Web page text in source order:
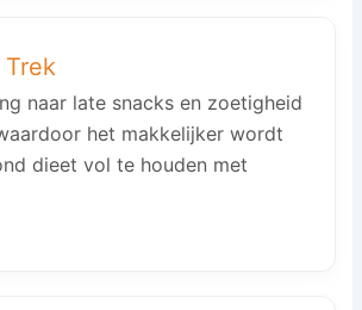
naar late snacks en zoetigheid
het makkelijker wordt
dieet vol te houden met